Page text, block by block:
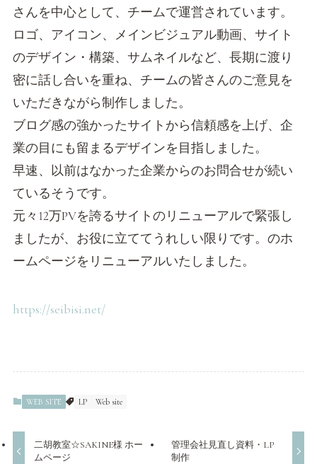
さんを中心として、チームで運営されています。
ロゴ、アイコン、メインビジュアル動画、サイト
のデザイン・構築、サムネイルなど、長期に渡り
密に話し合いを重ね、チームの皆さんのご意見を
いただきながら制作しました。
ブログ感の強かったサイトから信頼感を上げ、企
業の目にも留まるデザインを目指しました。
早速、以前はなかった企業からのお問合せが続い
ているそうです。
元々12万PVを誇るサイトのリニューアルで緊張し
ましたが、お役に立ててうれしい限りです。のホ
ームページをリニューアルいたしました。
https://seibisi.net/
WEB SITE LP Web site
二胡教室☆SAKINE様 ホー
ムページ
管理会社見直し資料・LP
制作